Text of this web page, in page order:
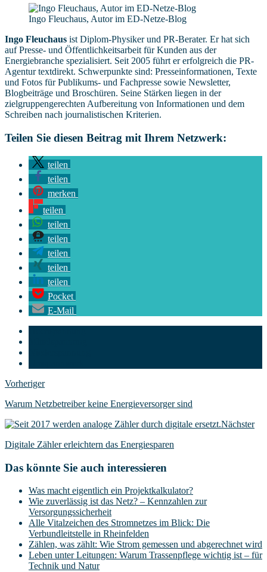
Ingo Fleuchaus, Autor im ED-Netze-Blog
Ingo Fleuchaus ist Diplom-Physiker und PR-Berater. Er hat sich
auf Presse- und Öffentlichkeitsarbeit für Kunden aus der
Energiebranche spezialisiert. Seit 2005 führt er erfolgreich die PR-
Agentur textdirekt. Schwerpunkte sind: Presseinformationen, Texte
und Fotos für Publikums- und Fachpresse sowie Newsletter,
Blogbeiträge und Broschüren. Seine Stärken liegen in der
zielgruppengerechten Aufbereitung von Informationen und dem
Schreiben nach journalistischen Kriterien.
Teilen Sie diesen Beitrag mit Ihrem Netzwerk:
teilen
teilen
merken
teilen
teilen
teilen
teilen
teilen
teilen
Pocket
E-Mail
Vorheriger
Warum Netzbetreiber keine Energieversorger sind
Nächster
Digitale Zähler erleichtern das Energiesparen
Das könnte Sie auch interessieren
Was macht eigentlich ein Projektkalkulator?
Wie zuverlässig ist das Netz? – Kennzahlen zur
Versorgungssicherheit
Alle Vitalzeichen des Stromnetzes im Blick: Die
Verbundleitstelle in Rheinfelden
Zählen, was zählt: Wie Strom gemessen und abgerechnet wird
Leben unter Leitungen: Warum Trassenpflege wichtig ist – für
Technik und Natur